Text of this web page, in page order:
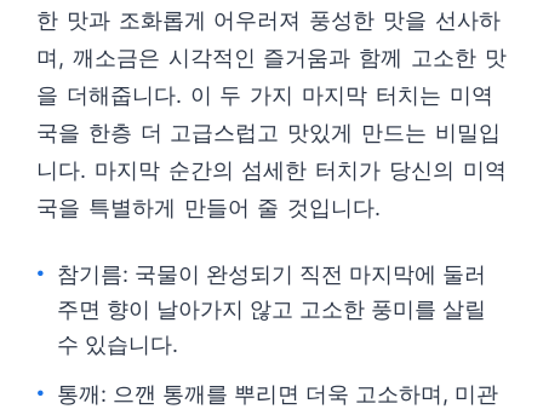
한 맛과 조화롭게 어우러져 풍성한 맛을 선사하
며, 깨소금은 시각적인 즐거움과 함께 고소한 맛
을 더해줍니다. 이 두 가지 마지막 터치는 미역
국을 한층 더 고급스럽고 맛있게 만드는 비밀입
니다. 마지막 순간의 섬세한 터치가 당신의 미역
국을 특별하게 만들어 줄 것입니다.
참기름: 국물이 완성되기 직전 마지막에 둘러
주면 향이 날아가지 않고 고소한 풍미를 살릴
수 있습니다.
통깨: 으깬 통깨를 뿌리면 더욱 고소하며, 미관